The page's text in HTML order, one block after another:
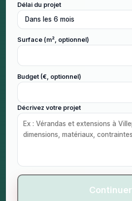
Délai du projet
Surface (m², optionnel)
Budget (€, optionnel)
Décrivez votre projet
Continuer